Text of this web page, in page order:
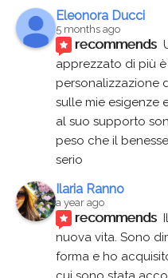
Eleonora Ducci
5 months ago
recommends
apprezzato di più
personalizzazione
sulle mie esigenze
al suo supporto
peso che il
serio
Ilaria Ranno
a year ago
recommends
nuova vita. Sono
forma e ho